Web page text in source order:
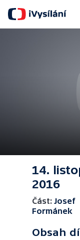
14.
2016
Část: Josef
Formánek
Obsah